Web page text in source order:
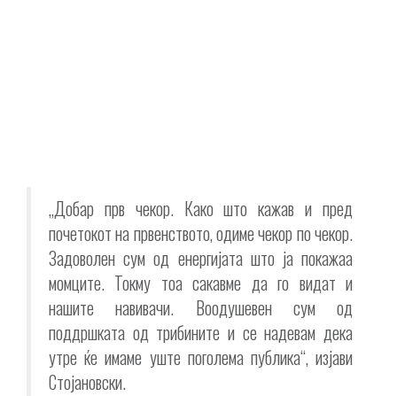
„Добар прв чекор. Како што кажав и пред
почетокот на првенството, одиме чекор по чекор.
Задоволен сум од енергијата што ја покажаа
момците. Токму тоа сакавме да го видат и
нашите навивачи. Воодушевен сум од
поддршката од трибините и се надевам дека
утре ќе имаме уште поголема публика“, изјави
Стојановски.